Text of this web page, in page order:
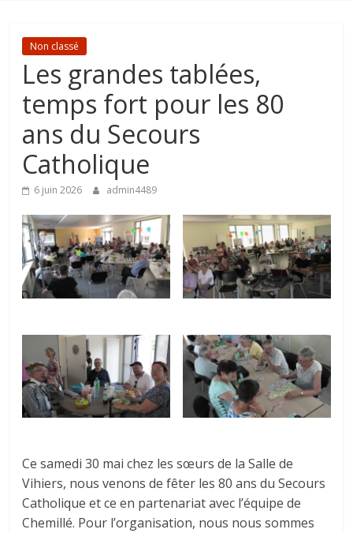
Non classé
Les grandes tablées,
temps fort pour les 80
ans du Secours
Catholique
6 juin 2026 admin4489
Ce samedi 30 mai chez les sœurs de la Salle de
Vihiers, nous venons de fêter les 80 ans du Secours
Catholique et ce en partenariat avec l’équipe de
Chemillé. Pour l’organisation, nous nous sommes